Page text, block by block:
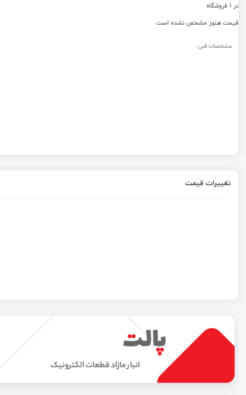
در 1 فروشگاه
قیمت هنوز مشخص نشده است
مشخصات فنی:
تغییرات قیمت